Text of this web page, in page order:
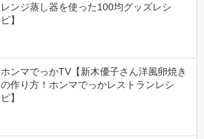
レンジ蒸し器を使った100均グッズレシ
ピ】
ホンマでっかTV【新木優子さん洋風卵焼き
の作り方！ホンマでっかレストランレシ
ピ】